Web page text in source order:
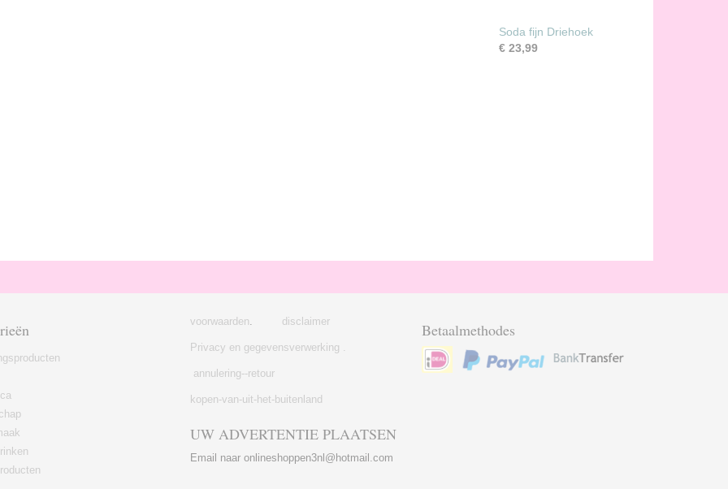
Soda fijn Driehoek
€ 23,99
voorwaarden. disclaimer
Privacy en gegevensverwerking .
annulering--retour
kopen-van-uit-het-buitenland
UW ADVERTENTIE PLAATSEN
Email naar onlineshoppen3nl@hotmail.com
Betaalmethodes